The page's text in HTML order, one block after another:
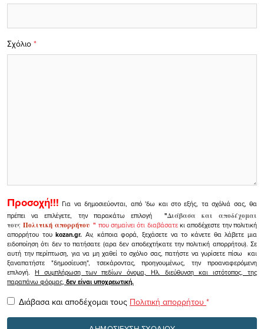
Σχόλιο *
Προσοχή!!! Για να δημοσιεύονται, από 'δω και στο εξής, τα σχόλιά σας, θα
πρέπει να επιλέγετε, την παρακάτω επιλογή
"Διάβασα και αποδέχομαι
τουςΠολιτική απορρήτου" που σημαίνει ότι διαβάσατεκι αποδέχεστε την πολιτική
απορρήτου τουkozan.gr. Αν, κάποια φορά, ξεχάσετε να το κάνετε θα λάβετε μια
ειδοποίηση ότι δεν το πατήσατε (αρα δεν αποδεχτήκατε την πολιτική απορρήτου). Σε
αυτή την περίπτωση, για να μη χαθεί το σχόλιο σας, πατήστε να γυρίσετε πίσω και
ξαναπατήστε "δημοσίευση", τσεκάροντας, προηγουμένως, την προαναφερόμενη
επιλογή.Η συμπλήρωση των πεδίων όνομα, Ηλ. διεύθυνση και ιστότοπος, της
παραπάνω φόρμας, δεν είναι υποχρεωτική.
Διάβασα και αποδέχομαι τους Πολιτική απορρήτου *